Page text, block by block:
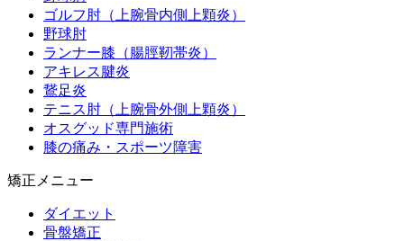
ゴルフ肘（上腕骨内側上顆炎）
野球肘
ランナー膝（腸脛靭帯炎）
アキレス腱炎
鵞足炎
テニス肘（上腕骨外側上顆炎）
オスグッド専門施術
膝の痛み・スポーツ障害
矯正メニュー
ダイエット
骨盤矯正